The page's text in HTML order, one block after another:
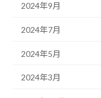
2024年9月
2024年7月
2024年5月
2024年3月